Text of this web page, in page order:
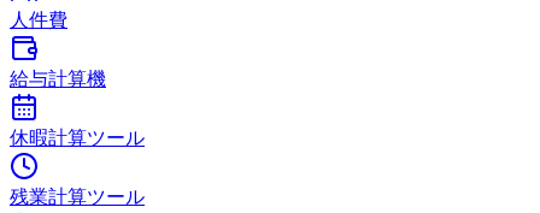
人件費
給与計算機
休暇計算ツール
残業計算ツール